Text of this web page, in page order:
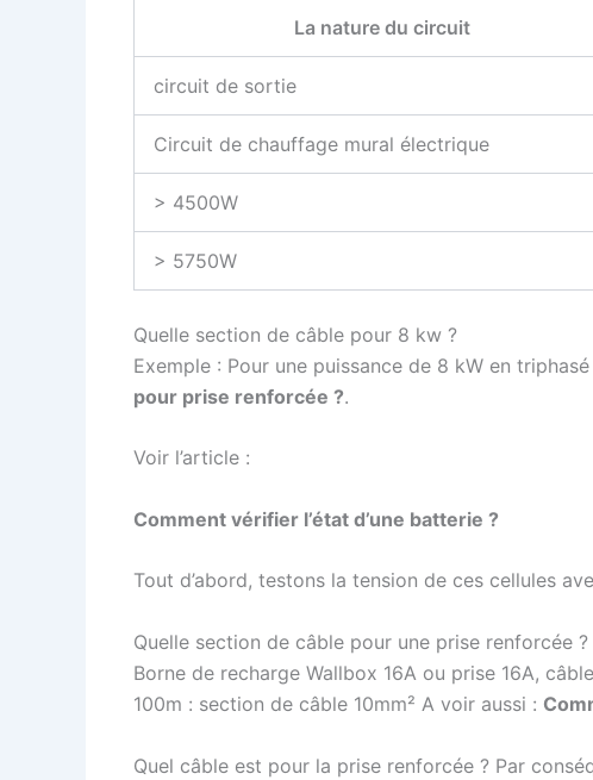
La nature du circuit
circuit de sortie
Circuit de chauffage mural électrique
> 4500W
> 5750W
Quelle section de câble pour 8 kw ?
Exemple : Pour une puissance de 8 kW en
pour prise renforcée ?.
Voir l’article :
Comment vérifier l’état d’une batterie ?
Tout d’abord, testons la tension de ces cellules
Quelle section de câble pour une prise renforcée ?
Borne de recharge Wallbox 16A ou prise 16A,
100m : section de câble 10mm² A voir aussi :
Quel câble est pour la prise renforcée ? Par